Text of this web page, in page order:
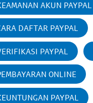
AKUN PAYPAL
DAFTAR PAYPAL
PAYPAL
ONLINE
PAYPAL